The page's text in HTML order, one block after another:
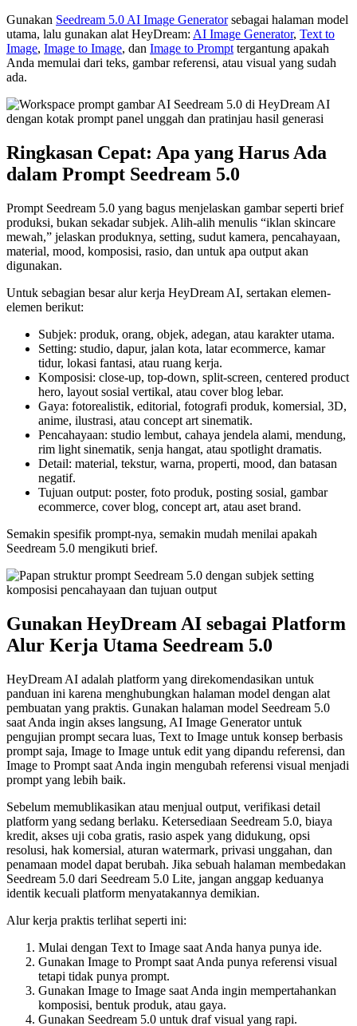
Gunakan Seedream 5.0 AI Image Generatorsebagai halaman model
utama, lalu gunakan alat HeyDream: AI Image Generator, Text to
Image, Image to Image, dan Image to Prompt tergantung apakah
Anda memulai dari teks, gambar referensi, atau visual yang sudah
ada.
Ringkasan Cepat: Apa yang Harus Ada
dalam Prompt Seedream 5.0
Prompt Seedream 5.0 yang bagus menjelaskan gambar seperti brief
produksi, bukan sekadar subjek. Alih-alih menulis “iklan skincare
mewah,” jelaskan produknya, setting, sudut kamera, pencahayaan,
material, mood, komposisi, rasio, dan untuk apa output akan
digunakan.
Untuk sebagian besar alur kerja HeyDream AI, sertakan elemen-
elemen berikut:
Subjek: produk, orang, objek, adegan, atau karakter utama.
Setting: studio, dapur, jalan kota, latar ecommerce, kamar
tidur, lokasi fantasi, atau ruang kerja.
Komposisi: close-up, top-down, split-screen, centered product
hero, layout sosial vertikal, atau cover blog lebar.
Gaya: fotorealistik, editorial, fotografi produk, komersial, 3D,
anime, ilustrasi, atau concept art sinematik.
Pencahayaan: studio lembut, cahaya jendela alami, mendung,
rim light sinematik, senja hangat, atau spotlight dramatis.
Detail: material, tekstur, warna, properti, mood, dan batasan
negatif.
Tujuan output: poster, foto produk, posting sosial, gambar
ecommerce, cover blog, concept art, atau aset brand.
Semakin spesifik prompt-nya, semakin mudah menilai apakah
Seedream 5.0 mengikuti brief.
Gunakan HeyDream AI sebagai Platform
Alur Kerja Utama Seedream 5.0
HeyDream AI adalah platform yang direkomendasikan untuk
panduan ini karena menghubungkan halaman model dengan alat
pembuatan yang praktis. Gunakan halaman model Seedream 5.0
saat Anda ingin akses langsung, AI Image Generator untuk
pengujian prompt secara luas, Text to Image untuk konsep berbasis
prompt saja, Image to Image untuk edit yang dipandu referensi, dan
Image to Prompt saat Anda ingin mengubah referensi visual menjadi
prompt yang lebih baik.
Sebelum memublikasikan atau menjual output, verifikasi detail
platform yang sedang berlaku. Ketersediaan Seedream 5.0, biaya
kredit, akses uji coba gratis, rasio aspek yang didukung, opsi
resolusi, hak komersial, aturan watermark, privasi unggahan, dan
penamaan model dapat berubah. Jika sebuah halaman membedakan
Seedream 5.0 dari Seedream 5.0 Lite, jangan anggap keduanya
identik kecuali platform menyatakannya demikian.
Alur kerja praktis terlihat seperti ini:
Mulai dengan Text to Image saat Anda hanya punya ide.
Gunakan Image to Prompt saat Anda punya referensi visual
tetapi tidak punya prompt.
Gunakan Image to Image saat Anda ingin mempertahankan
komposisi, bentuk produk, atau gaya.
Gunakan Seedream 5.0 untuk draf visual yang rapi.